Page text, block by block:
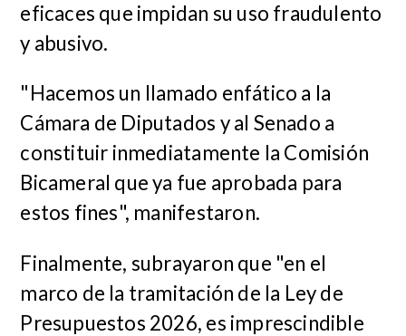
eficaces que impidan su uso fraudulento
y abusivo.
"Hacemos un llamado enfático a la
Cámara de Diputados y al Senado a
constituir inmediatamente la Comisión
Bicameral que ya fue aprobada para
estos fines", manifestaron.
Finalmente, subrayaron que "en el
marco de la tramitación de la Ley de
Presupuestos 2026, es imprescindible